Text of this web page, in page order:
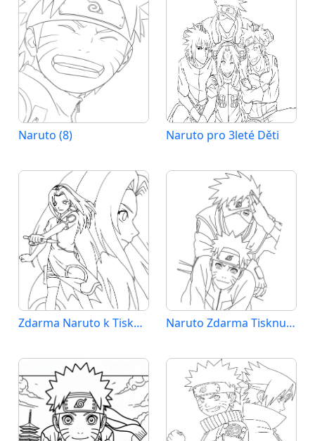
Naruto (8) Naruto pro 3leté Děti
Zdarma Naruto k Tisku pro Děti Naruto Zdarma Tisknutelný